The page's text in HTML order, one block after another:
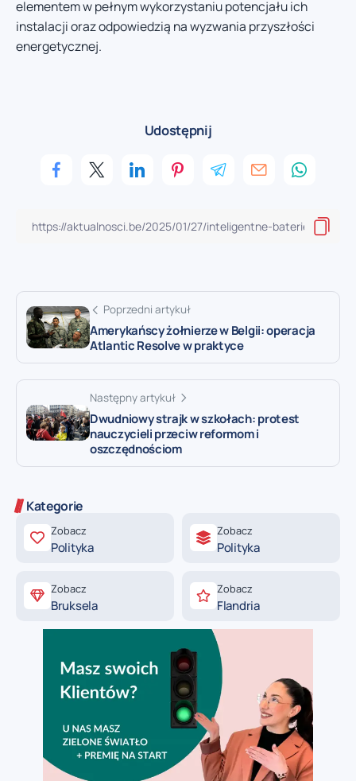
elementem w pełnym wykorzystaniu potencjału ich
instalacji oraz odpowiedzią na wyzwania przyszłości
energetycznej.
Udostępnij
Poprzedni artykuł
Amerykańscy żołnierze w Belgii: operacja
Atlantic Resolve w praktyce
Następny artykuł
Dwudniowy strajk w szkołach: protest
nauczycieli przeciw reformom i
oszczędnościom
Kategorie
Zobacz
Polityka
Zobacz
Polityka
Zobacz
Bruksela
Zobacz
Flandria